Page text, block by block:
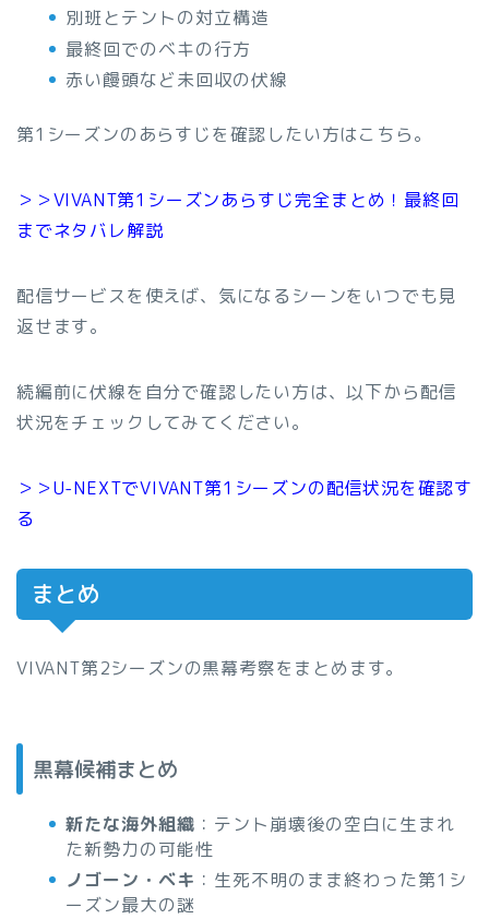
別班とテントの対立構造
最終回でのベキの行方
赤い饅頭など未回収の伏線
第1シーズンのあらすじを確認したい方はこちら。
＞＞VIVANT第1シーズンあらすじ完全まとめ！最終回
までネタバレ解説
配信サービスを使えば、気になるシーンをいつでも見
返せます。
続編前に伏線を自分で確認したい方は、以下から配信
状況をチェックしてみてください。
＞＞U-NEXTでVIVANT第1シーズンの配信状況を確認す
る
まとめ
VIVANT第2シーズンの黒幕考察をまとめます。
黒幕候補まとめ
新たな海外組織 ：テント崩壊後の空白に生まれ
た新勢力の可能性
ノゴーン・ベキ ：生死不明のまま終わった第1シ
ーズン最大の謎